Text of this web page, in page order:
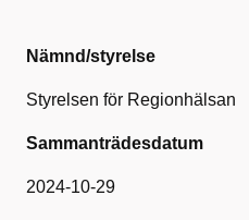
Nämnd/styrelse
Styrelsen för Regionhälsan
Sammanträdesdatum
2024-10-29